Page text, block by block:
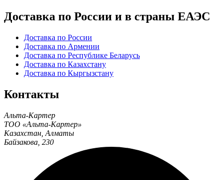
Доставка по России и в страны ЕАЭС
Доставка по России
Доставка по Армении
Доставка по Республике Беларусь
Доставка по Казахстану
Доставка по Кыргызстану
Контакты
Альта-Картер
ТОО «Альта-Картер»
Казахстан Алматы
Байзакова, 230